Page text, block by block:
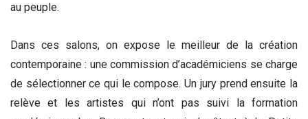
au peuple.
Dans ces salons, on expose le meilleur de la création
contemporaine : une commission d’académiciens se charge
de sélectionner ce qui le compose. Un jury prend ensuite la
relève et les artistes qui n’ont pas suivi la formation